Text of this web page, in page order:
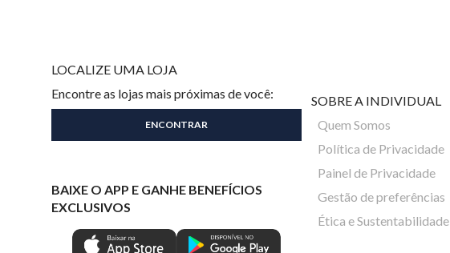
LOCALIZE UMA LOJA
Encontre as lojas mais próximas de você:
BAIXE O APP E GANHE BENEFÍCIOS
EXCLUSIVOS
SOBRE A INDIVIDUAL
Quem Somos
Política de Privacidade
Painel de Privacidade
Gestão de preferências
Ética e Sustentabilidade